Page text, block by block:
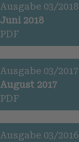
Ausgabe 03/2018
Juni 2018
PDF
Ausgabe 03/2017
August 2017
PDF
Ausgabe 03/2016